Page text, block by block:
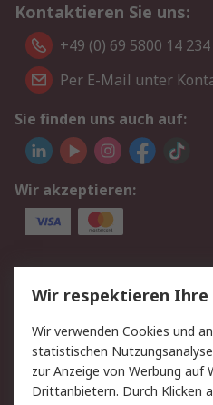
Kontaktieren Sie uns:
+49 (0) 69 5800 14 234
Per E-Mail unter
Sie finden uns auch auf:
Wir akzeptieren:
Service
Value Added Services
Rücksendungen
Hilfe
Wir respektieren
Wir verwenden Cookies und
statistischen
zur Anzeige von Werbung auf
Drittanbietern. Durch Klicken